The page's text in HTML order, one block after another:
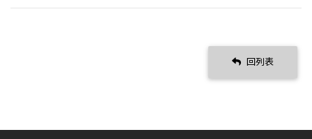
回列表